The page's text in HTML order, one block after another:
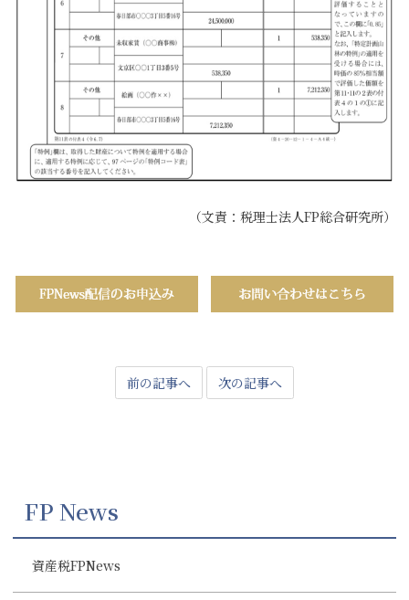
（文責：税理士法人FP総合研究所）
前の記事へ 次の記事へ
FP News
資産税FPNews